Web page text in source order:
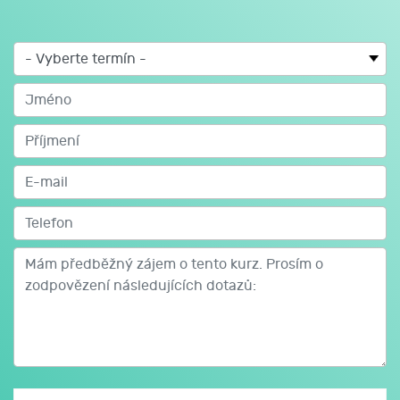
naučíte se zadávat mzdy do účetního programu
POHODA.
Je kladen velký důraz na procvičování získaných
znalostí na praktických příkladech, aby si účastníci
novou látku zažili a v praxi s ní neměli potíže.
Studijní materiály: